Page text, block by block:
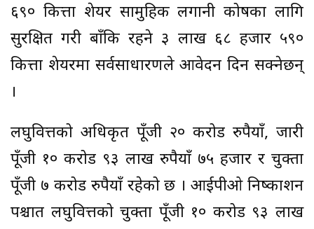
६९० कित्ता शेयर सामुहिक लगानी कोषका लागि
सुरक्षित गरी बाँकि रहने ३ लाख ६८ हजार ५९०
कित्ता शेयरमा सर्वसाधारणले आवेदन दिन सक्नेछन्
।
लघुवित्तको अधिकृत पूँजी २० करोड रुपैयाँ, जारी
पूँजी १० करोड ९३ लाख रुपैयाँ ७५ हजार र चुक्ता
पूँजी ७ करोड रुपैयाँ रहेको छ । आईपीओ निष्काशन
पश्चात लघुवित्तको चुक्ता पूँजी १० करोड ९३ लाख